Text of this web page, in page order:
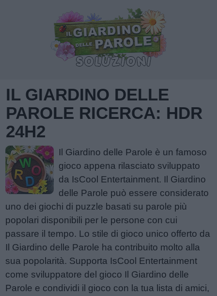
IL GIARDINO DELLE
PAROLE RICERCA: HDR
24H2
Il Giardino delle Parole è un famoso
gioco appena rilasciato sviluppato
da IsCool Entertainment. Il Giardino
delle Parole può essere considerato
uno dei giochi di puzzle basati su parole più
popolari disponibili per le persone con cui
passare il tempo. Lo stile di gioco unico offerto da
Il Giardino delle Parole ha contribuito molto alla
sua popolarità. Supporta IsCool Entertainment
come sviluppatore del gioco Il Giardino delle
Parole e condividi il gioco con la tua lista di amici,